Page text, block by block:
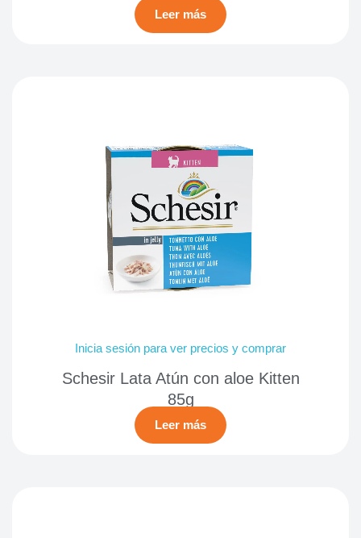
Leer más
Inicia sesión para ver precios y comprar
Schesir Lata Atún con aloe Kitten
85g
Leer más